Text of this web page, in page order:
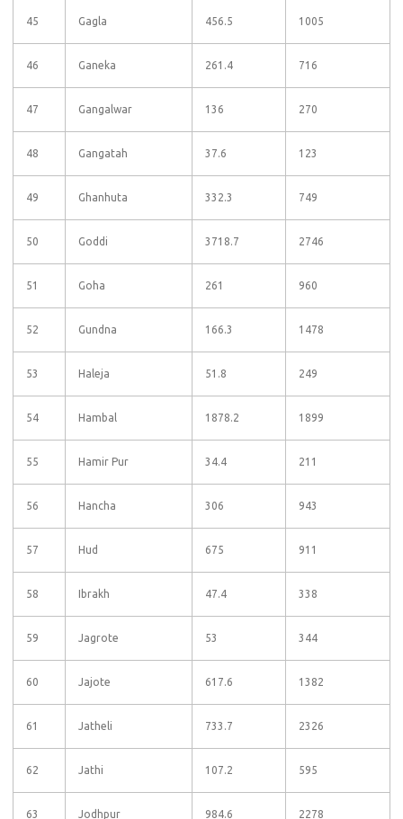
45 Gagla 456.5 1005
46 Ganeka 261.4 716
47 Gangalwar 136 270
48 Gangatah 37.6 123
49 Ghanhuta 332.3 749
50 Goddi 3718.7 2746
51 Goha 261 960
52 Gundna 166.3 1478
53 Haleja 51.8 249
54 Hambal 1878.2 1899
55 Hamir Pur 34.4 211
56 Hancha 306 943
57 Hud 675 911
58 Ibrakh 47.4 338
59 Jagrote 53 344
60 Jajote 617.6 1382
61 Jatheli 733.7 2326
62 Jathi 107.2 595
63 Jodhpur 984.6 2278